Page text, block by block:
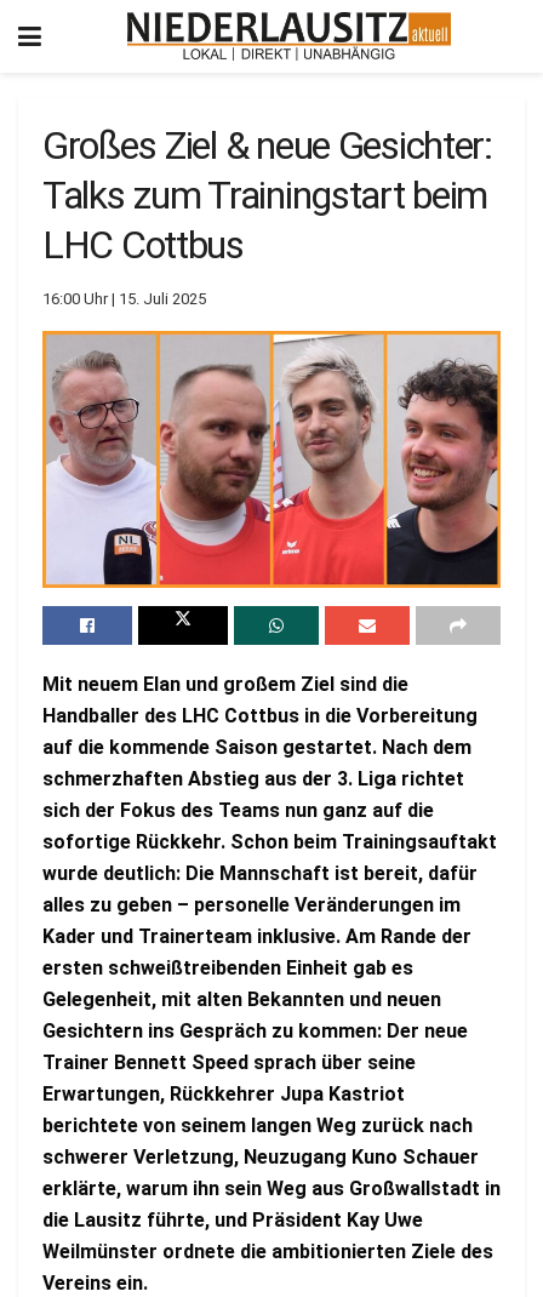
Großes Ziel & neue Gesichter:
Talks zum Trainingstart beim
LHC Cottbus
16:00 Uhr | 15. Juli 2025
Mit neuem Elan und großem Ziel sind die
Handballer des LHC Cottbus in die Vorbereitung
auf die kommende Saison gestartet. Nach dem
schmerzhaften Abstieg aus der 3. Liga richtet
sich der Fokus des Teams nun ganz auf die
sofortige Rückkehr. Schon beim Trainingsauftakt
wurde deutlich: Die Mannschaft ist bereit, dafür
alles zu geben – personelle Veränderungen im
Kader und Trainerteam inklusive. Am Rande der
ersten schweißtreibenden Einheit gab es
Gelegenheit, mit alten Bekannten und neuen
Gesichtern ins Gespräch zu kommen: Der neue
Trainer Bennett Speed sprach über seine
Erwartungen, Rückkehrer Jupa Kastriot
berichtete von seinem langen Weg zurück nach
schwerer Verletzung, Neuzugang Kuno Schauer
erklärte, warum ihn sein Weg aus Großwallstadt in
die Lausitz führte, und Präsident Kay Uwe
Weilmünster ordnete die ambitionierten Ziele des
Vereins ein.